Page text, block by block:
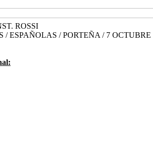
ROSSI
/ ESPAÑOLAS / PORTEÑA / 7 OCTUBRE